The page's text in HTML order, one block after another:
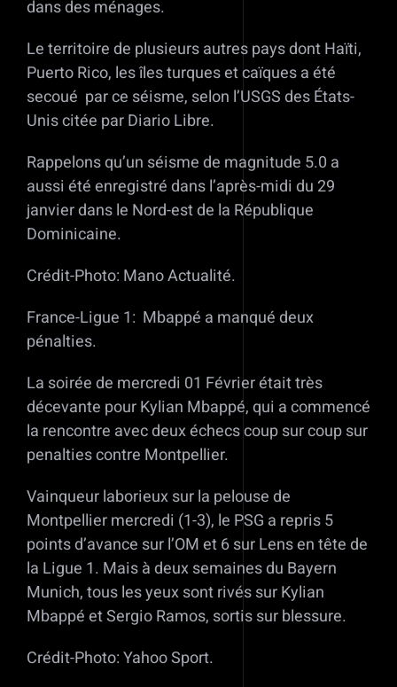
dans des ménages.
Le territoire de plusieurs autres pays dont Haïti,
Puerto Rico, les îles turques et caïques a été
secoué par ce séisme, selon l’USGS des États-
Unis citée par Diario Libre.
Rappelons qu’un séisme de magnitude 5.0 a
aussi été enregistré dans l’après-midi du 29
janvier dans le Nord-est de la République
Dominicaine.
Crédit-Photo: Mano Actualité.
France-Ligue 1: Mbappé a manqué deux
pénalties.
La soirée de mercredi 01 Février était très
décevante pour Kylian Mbappé, qui a commencé
la rencontre avec deux échecs coup sur coup sur
penalties contre Montpellier.
Vainqueur laborieux sur la pelouse de
Montpellier mercredi (1-3), le PSG a repris 5
points d’avance sur l’OM et 6 sur Lens en tête de
la Ligue 1. Mais à deux semaines du Bayern
Munich, tous les yeux sont rivés sur Kylian
Mbappé et Sergio Ramos, sortis sur blessure.
Crédit-Photo: Yahoo Sport.